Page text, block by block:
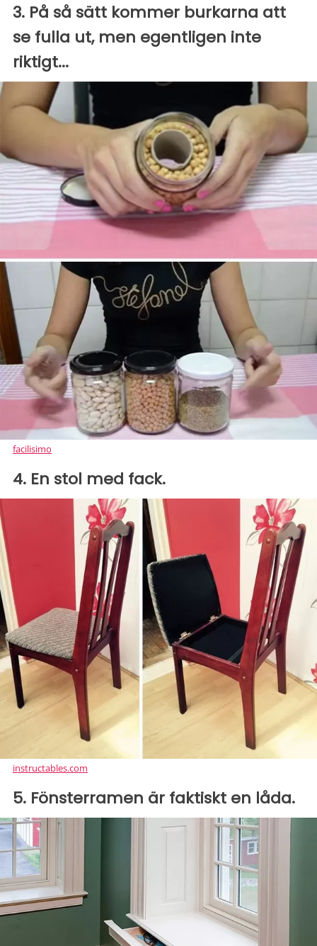
3. På så sätt kommer burkarna att
se fulla ut, men egentligen inte
riktigt...
facilisimo
4. En stol med fack.
instructables.com
5. Fönsterramen är faktiskt en låda.